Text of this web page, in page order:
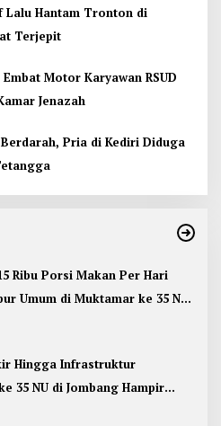
Hantam Tronton di
Terjepit
Motor Karyawan RSUD
Jenazah
Pria di Kediri Diduga
Ribu Porsi Makan Per Hari
Umum di Muktamar ke 35 NU
Hingga Infrastruktur
35 NU di Jombang Hampir